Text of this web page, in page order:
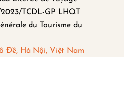
TCDL-GP LHQT
du Tourisme du
Đề, Hà Nội, Việt Nam